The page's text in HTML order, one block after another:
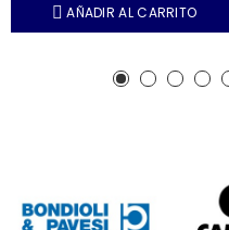
AÑADIR AL CARRITO